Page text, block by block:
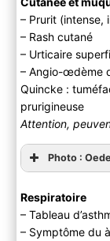
– Prurit (intense,
– Rash cutané
– Urticaire
– Angio-œdème
Quincke :
prurigineuse
Attention,
Photo :
Respiratoire
– Tableau
– Symptôme du